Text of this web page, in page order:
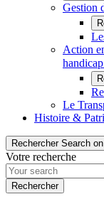
Gestion
Action
Le
Histoire &
Rechercher Search
Votre recherche